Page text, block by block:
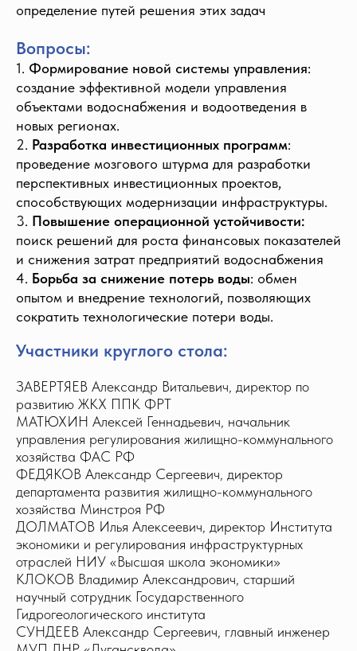
определение путей решения этих задач
Вопросы:
1. Формирование новой системы управления:
создание эффективной модели управления
объектами водоснабжения и водоотведения в
новых регионах.
2. Разработка инвестиционных программ:
проведение мозгового штурма для разработки
перспективных инвестиционных проектов,
способствующих модернизации инфраструктуры.
3. Повышение операционной устойчивости:
поиск решений для роста финансовых показателей
и снижения затрат предприятий водоснабжения
4. Борьба за снижение потерь воды: обмен
опытом и внедрение технологий, позволяющих
сократить технологические потери воды.
Участники круглого стола:
ЗАВЕРТЯЕВ Александр Витальевич, директор по
развитию ЖКХ ППК ФРТ
МАТЮХИН Алексей Геннадьевич, начальник
управления регулирования жилищно-коммунального
хозяйства ФАС РФ
ФЕДЯКОВ Александр Сергеевич, директор
департамента развития жилищно-коммунального
хозяйства Минстроя РФ
ДОЛМАТОВ Илья Алексеевич, директор Института
экономики и регулирования инфраструктурных
отраслей НИУ «Высшая школа экономики»
КЛОКОВ Владимир Александрович, старший
научный сотрудник Государственного
Гидрогеологического института
СУНДЕЕВ Александр Сергеевич, главный инженер